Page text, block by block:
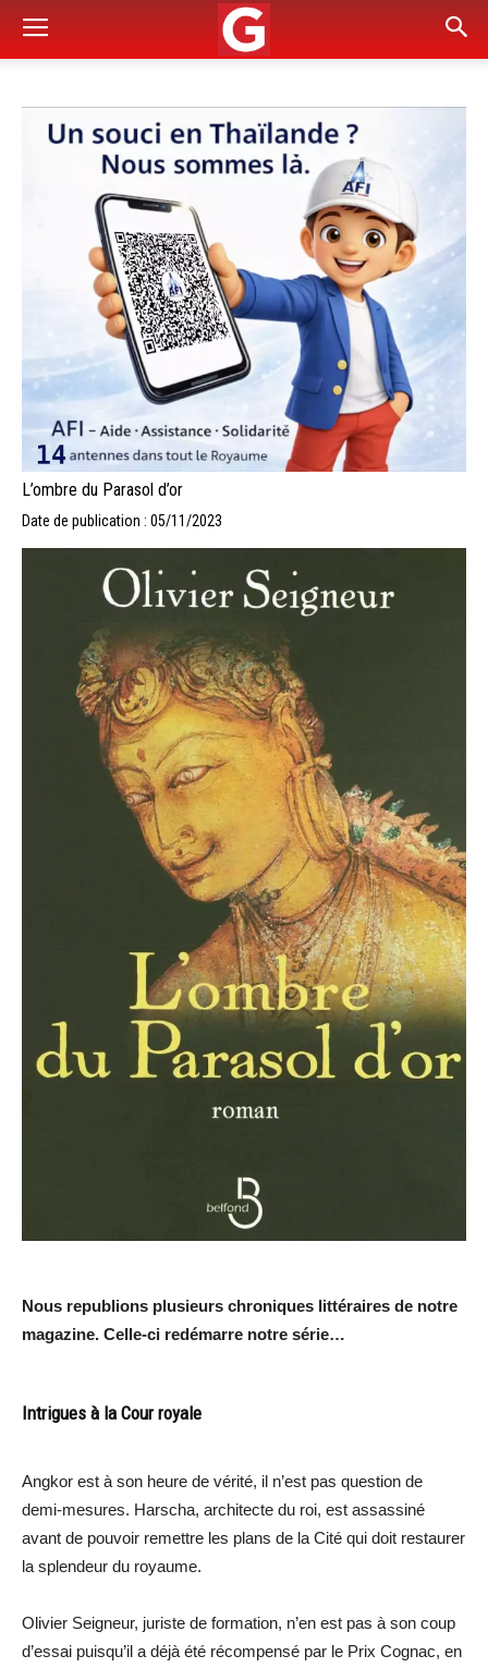
L’ombre du Parasol d’or
Date de publication : 05/11/2023
Nous republions plusieurs chroniques littéraires de notre
magazine. Celle-ci redémarre notre série…
Intrigues à la Cour royale
Angkor est à son heure de vérité, il n’est pas question de
demi-mesures. Harscha, architecte du roi, est assassiné
avant de pouvoir remettre les plans de la Cité qui doit restaurer
la splendeur du royaume.
Olivier Seigneur, juriste de formation, n’en est pas à son coup
d’essai puisqu’il a déjà été récompensé par le Prix Cognac, en